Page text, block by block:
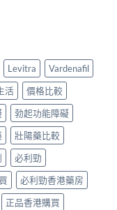
Levitra
Vardenafil
活
價格比較
勃起功能障礙
壯陽藥比較
必利勁
必利勁香港藥房
正品香港購買